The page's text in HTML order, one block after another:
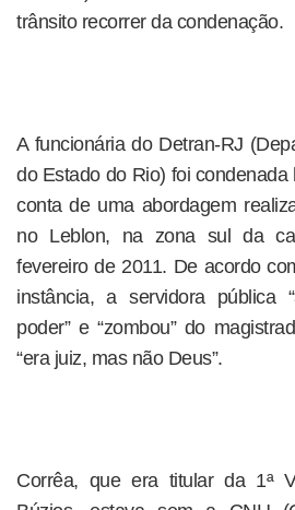
trânsito recorrer da condenação.
A funcionária do Detran-RJ
do Estado do Rio) foi
conta de uma abordagem
no Leblon, na zona sul da
fevereiro de 2011. De acordo
instância, a servidora pública
poder” e “zombou” do
“era juiz, mas não Deus”.
Corrêa, que era titular da 1ª